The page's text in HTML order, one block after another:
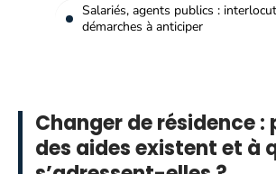
Salariés, agents publics :
démarches à anticiper
Changer de résidence :
des aides existent et à